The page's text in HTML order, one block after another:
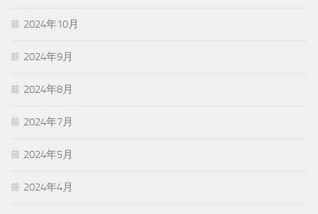
2024年10月
2024年9月
2024年8月
2024年7月
2024年5月
2024年4月